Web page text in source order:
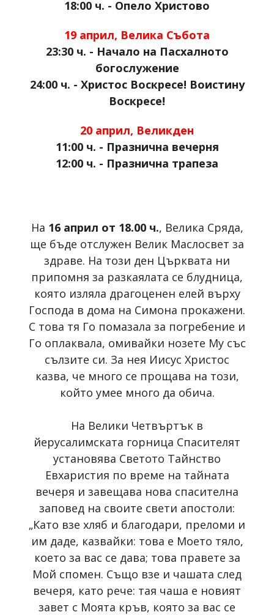
18:00 ч. - Опело Христово
19 април, Велика Събота
23:30 ч. - Начало на Пасхалното
богослужение
24:00 ч. - Христос Воскресе! Воистину
Воскресе!
20 април, Великден
11:00 ч. - Празнична вечерня
12:00 ч. - Празнична трапеза
На 16 април от 18.00 ч., Велика Сряда,
ще бъде отслужен Велик Маслосвет за
здраве. На този ден Църквата ни
припомня за разкаялата се блудница,
която изляла драгоценен елей върху
Господа в дома на Симона прокажени.
С това тя Го помазала за погребение и
Го оплаквала, омивайки нозете Му със
сълзите си. За нея Иисус Христос
казва, че много се прощава на този,
който умее много да обича.
На Велики Четвъртък в
йерусалимската горница Спасителят
установява Светото Тайнство
Евхаристия по време на тайната
вечеря и завещава нова спасителна
заповед на своите свети апостоли:
„Като взе хляб и благодари, преломи и
им даде, казвайки: това е Моето тяло,
което за вас се дава; това правете за
Мой спомен. Също взе и чашата след
вечеря, като рече: тая чаша е новият
завет с Моята кръв, която за вас се